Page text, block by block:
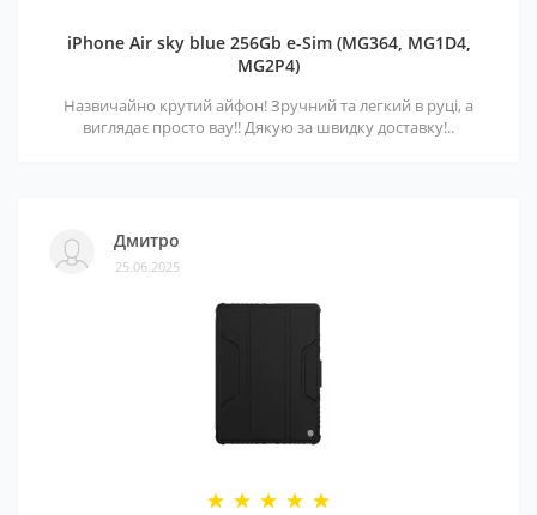
iPhone Air sky blue 256Gb e-Sim (MG364, MG1D4,
MG2P4)
Назвичайно крутий айфон! Зручний та легкий в руці, а
виглядає просто вау!! Дякую за швидку доставку!..
Дмитро
25.06.2025